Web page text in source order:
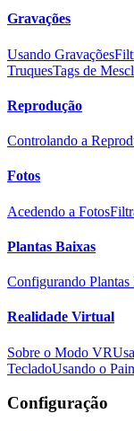
Gravações
Usando Gravações
TruquesTags de
Reprodução
Controlando a
Fotos
Acedendo a Fotos
Plantas Baixas
Configurando Plantas
Realidade Virtual
Sobre o Modo VR
TecladoUsando o
Configuração